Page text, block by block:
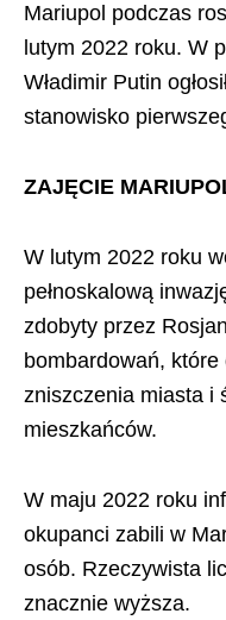
Mariupol podczas
lutym 2022 roku. W
Władimir Putin
stanowisko
ZAJĘCIE
W lutym 2022 roku
pełnoskalową
zdobyty przez
bombardowań, które
zniszczenia miasta i
mieszkańców.
W maju 2022 roku
okupanci zabili w
osób. Rzeczywista
znacznie wyższa.